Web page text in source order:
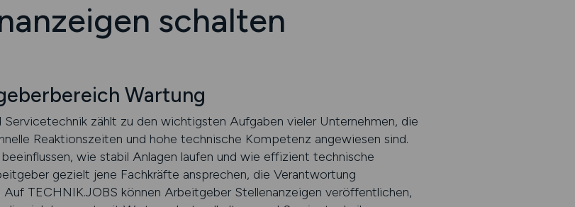
schalten
Wartung
Servicetechnik zählt zu den wichtigsten Aufgaben vieler Unternehmen, die
Reaktionszeiten und hohe technische Kompetenz angewiesen sind.
wie stabil Anlagen laufen und wie effizient technische
gezielt jene Fachkräfte ansprechen, die Verantwortung
TECHNIK.JOBS können Arbeitgeber Stellenanzeigen veröffentlichen,